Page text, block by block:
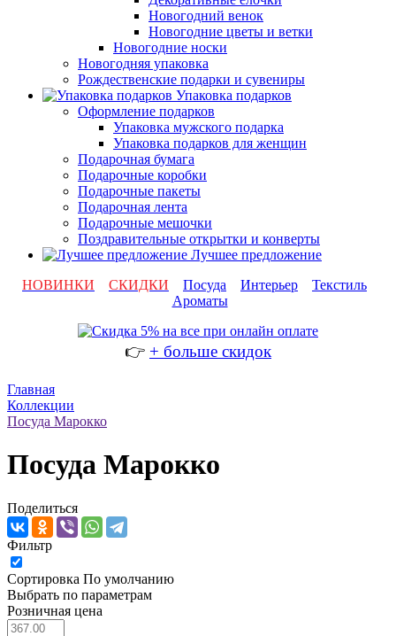
Новогодний венок
Новогодние цветы и ветки
Новогодние носки
Новогодняя упаковка
Рождественские подарки и сувениры
Упаковка подарков
Оформление подарков
Упаковка мужского подарка
Упаковка подарков для женщин
Подарочная бумага
Подарочные коробки
Подарочные пакеты
Подарочная лента
Подарочные мешочки
Поздравительные открытки и конверты
Лучшее предложение
НОВИНКИ
СКИДКИ Посуда Интерьер
Текстиль
Ароматы
👉 + больше скидок
Главная
Коллекции
Посуда Марокко
Посуда Марокко
Поделиться
Фильтр
Сортировка По умолчанию
Выбрать по параметрам
Розничная цена